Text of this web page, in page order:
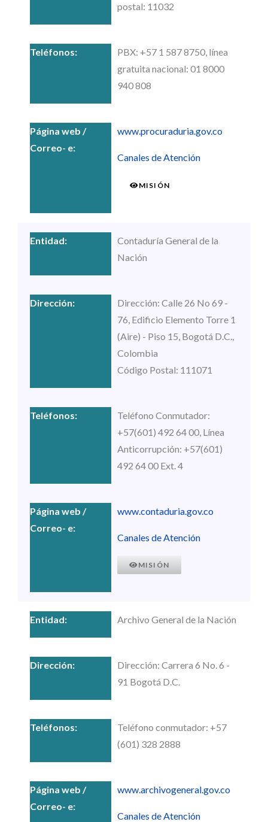
postal: 11032
PBX: +57 1 587 8750, línea
gratuita nacional: 01 8000
940 808
www.procuraduria.gov.co
Canales de Atención
MISIÓN
Contaduría General de la
Nación
Dirección: Calle 26 No 69 -
76, Edificio Elemento Torre 1
(Aire) - Piso 15, Bogotá D.C.,
Colombia
Código Postal: 111071
Teléfono Conmutador:
+57(601) 492 64 00, Línea
Anticorrupción: +57(601)
492 64 00 Ext. 4
www.contaduria.gov.co
Canales de Atención
MISIÓN
Archivo General de la Nación
Dirección: Carrera 6 No. 6 -
91 Bogotá D.C.
Teléfono conmutador: +57
(601) 328 2888
www.archivogeneral.gov.co
Canales de Atención